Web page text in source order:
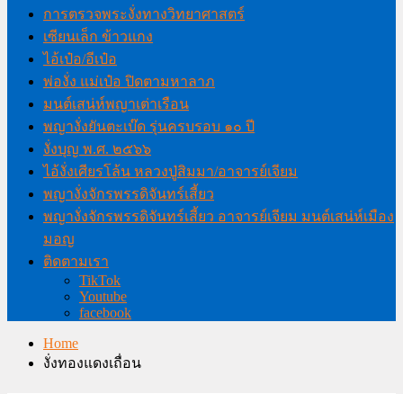
การตรวจพระงั่งทางวิทยาศาสตร์
เซียนเล็ก ข้าวแกง
ไอ้เป๋อ/อีเป๋อ
พ่องั่ง แม่เป๋อ ปิดตามหาลาภ
มนต์เสน่ห์พญาเต่าเรือน
พญางั่งยันตะเบ๊ด รุ่นครบรอบ ๑๐ ปี
งั่งบุญ พ.ศ. ๒๕๖๖
ไอ้งั่งเศียรโล้น หลวงปู่สิมมา/อาจารย์เจียม
พญางั่งจักรพรรดิจันทร์เสี้ยว
พญางั่งจักรพรรดิจันทร์เสี้ยว อาจารย์เจียม มนต์เสน่ห์เมือง
มอญ
ติดตามเรา
TikTok
Youtube
facebook
Home
งั่งทองแดงเถื่อน